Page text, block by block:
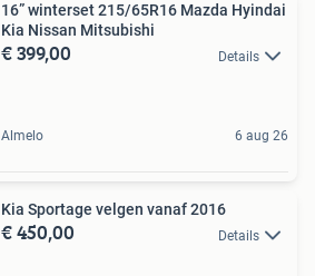
16” winterset 215/65R16 Mazda Hyindai
Kia Nissan Mitsubishi
€ 399,00 Details
Almelo 6 aug 26
Kia Sportage velgen vanaf 2016
€ 450,00 Details